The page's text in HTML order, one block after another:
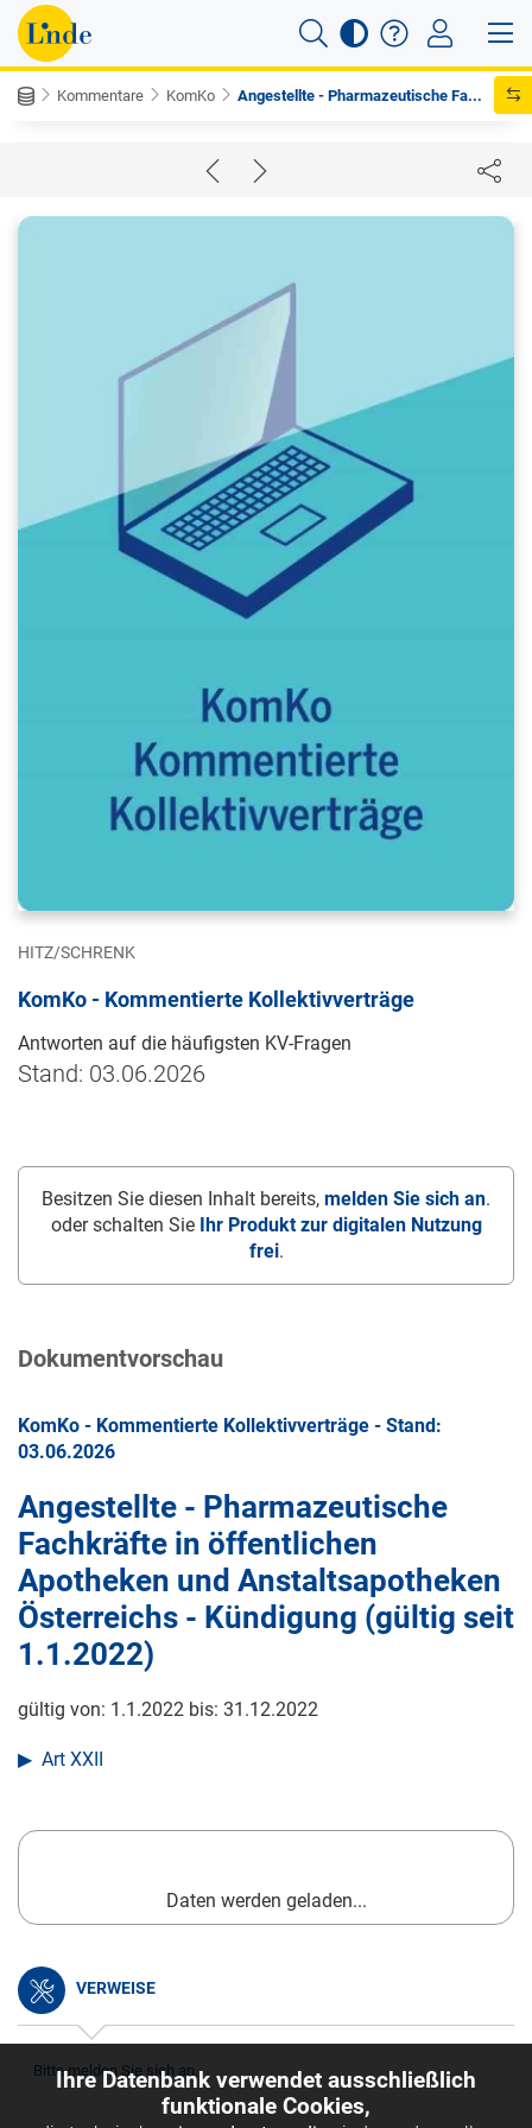
Kommentare KomKo Angestellte - Pharmazeutische Fa...
HITZ/SCHRENK
KomKo - Kommentierte Kollektivverträge
Antworten auf die häufigsten KV-Fragen
Stand: 03.06.2026
Besitzen Sie diesen Inhalt bereits, melden Sie sich an.
oder schalten Sie
Ihr Produkt zur digitalen Nutzung
frei.
Dokumentvorschau
KomKo - Kommentierte Kollektivverträge - Stand:
03.06.2026
Angestellte - Pharmazeutische
Fachkräfte in öffentlichen
Apotheken und Anstaltsapotheken
Österreichs - Kündigung (gültig seit
1.1.2022)
gültig von: 1.1.2022 bis: 31.12.2022
Art XXII
Daten werden geladen...
VERWEISE
Bitte melden Sie sich an.
Ihre Datenbank verwendet ausschließlich
funktionale Cookies,